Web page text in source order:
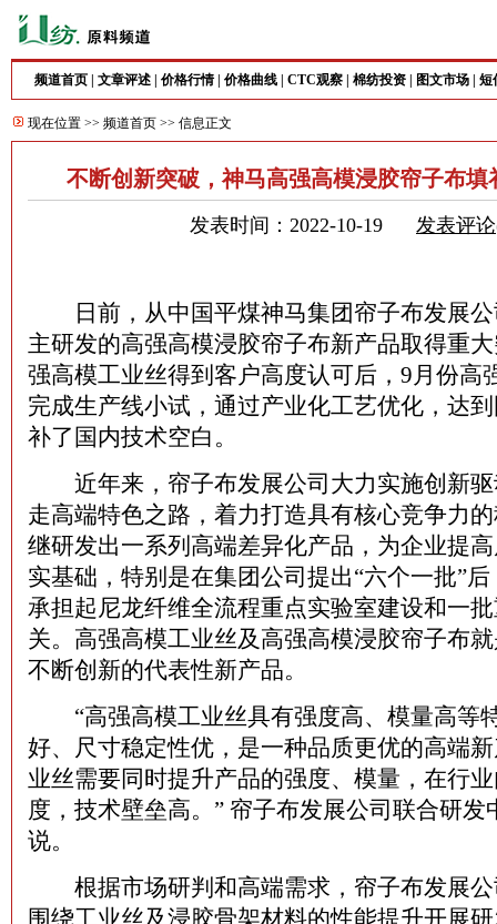
频道首页 文章评述 价格行情| 价格曲线 CTC观察 棉纺投资 图文市场 短
现在位置 >> 频道首页 >> 信息正文
不断创新突破，神马高强高模浸胶帘子布填
发表时间：2022-10-19 发表评
日前，从中国平煤神马集团帘子布发展公
主研发的高强高模浸胶帘子布新产品取得重
强高模工业丝得到客户高度认可后，9月份高
完成生产线小试，通过产业化工艺优化，达
补了国内技术空白。
近年来，帘子布发展公司大力实施创新驱
走高端特色之路，着力打造具有核心竞争力
继研发出一系列高端差异化产品，为企业提
实基础，特别是在集团公司提出“六个一批”
承担起尼龙纤维全流程重点实验室建设和一
关。高强高模工业丝及高强高模浸胶帘子布
不断创新的代表性新产品。
“高强高模工业丝具有强度高、模量高等
好、尺寸稳定性优，是一种品质更优的高端
业丝需要同时提升产品的强度、模量，在行
度，技术壁垒高。” 帘子布发展公司联合研发
说。
根据市场研判和高端需求，帘子布发展公
围绕工业丝及浸胶骨架材料的性能提升开展